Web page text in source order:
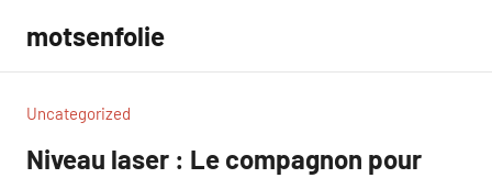
contenu
motsenfolie
Uncategorized
Niveau laser : Le compagnon pour